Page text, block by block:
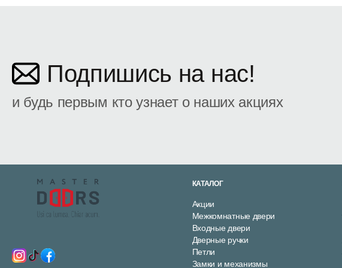
Подпишись на нас!
и будь первым кто узнает о наших акциях
КАТАЛОГ
Акции
Межкомнатные двери
Входные двери
Дверные ручки
Петли
Замки и механизмы